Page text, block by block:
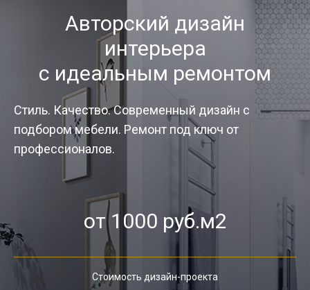
Авторский дизайн
интерьера
с идеальным ремонтом
Стиль. Качество. Современный дизайн с
подбором мебели. Ремонт под ключ от
профессионалов.
от 1000 руб.м2
Стоимость дизайн-проекта